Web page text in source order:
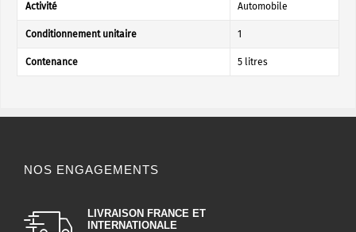
Activité Automobile
Conditionnement unitaire 1
Contenance 5 litres
NOS ENGAGEMENTS
LIVRAISON FRANCE ET
INTERNATIONALE